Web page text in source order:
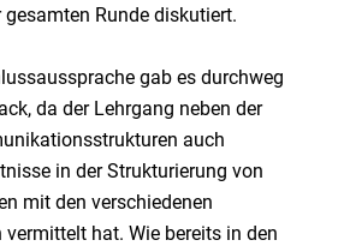
Runde diskutiert.
gab es durchweg
da der Lehrgang neben der
auch
in der Strukturierung von
mit den verschiedenen
hat. Wie bereits in den